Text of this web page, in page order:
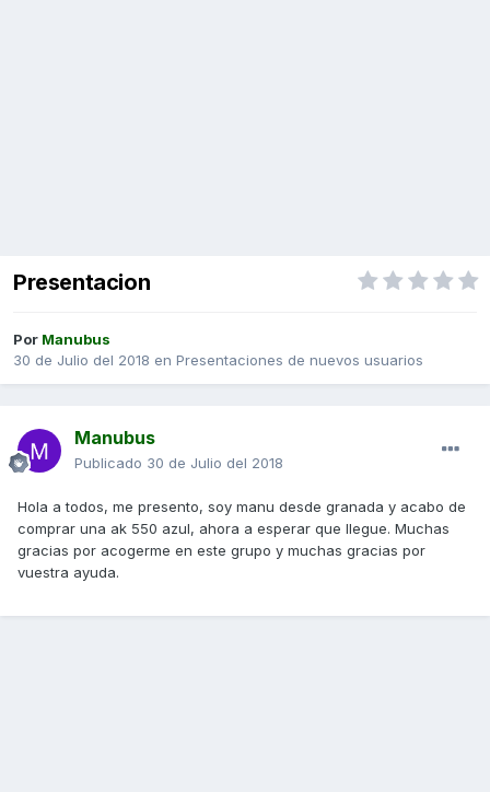
Presentacion
Por Manubus
30 de Julio del 2018 en Presentaciones de nuevos usuarios
Manubus
Publicado 30 de Julio del 2018
Hola a todos, me presento, soy manu desde granada y acabo de
comprar una ak 550 azul, ahora a esperar que llegue. Muchas
gracias por acogerme en este grupo y muchas gracias por
vuestra ayuda.